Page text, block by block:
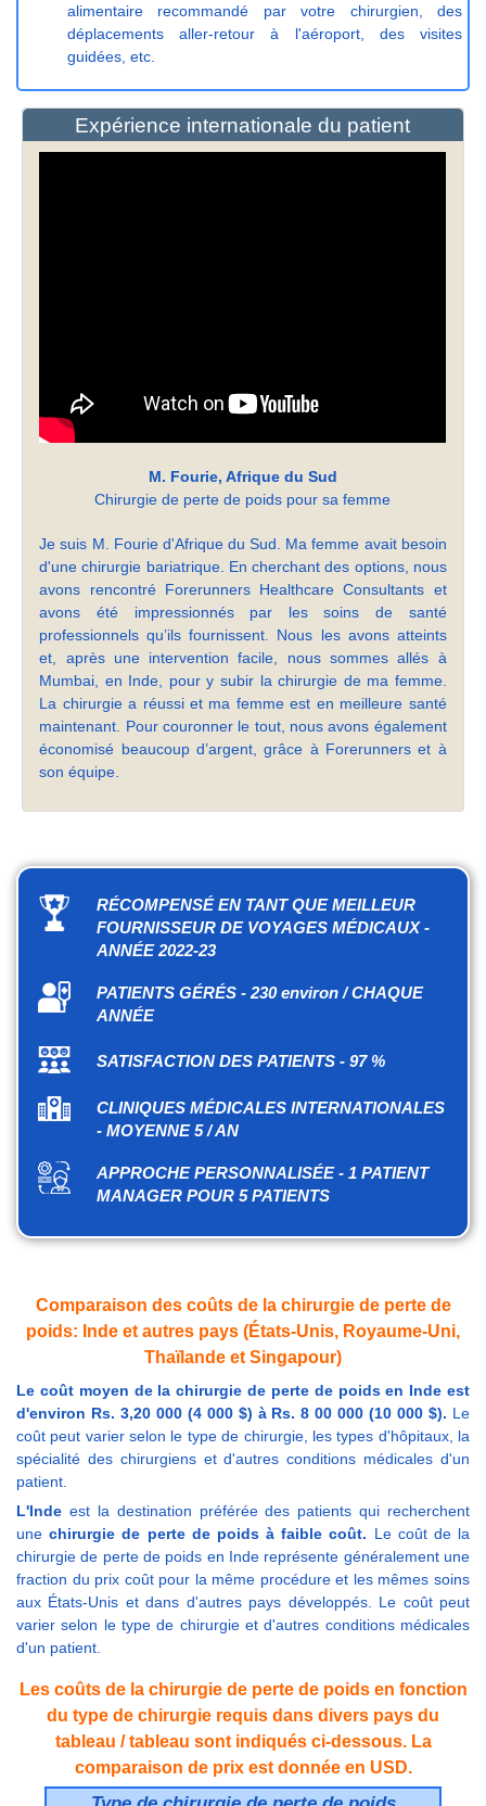
alimentaire recommandé par votre chirurgien, des
déplacements aller-retour à l'aéroport, des visites
guidées, etc.
Expérience internationale du patient
M. Fourie, Afrique du Sud
Chirurgie de perte de poids pour sa femme
Je suis M. Fourie d'Afrique du Sud. Ma femme avait besoin
d'une chirurgie bariatrique. En cherchant des options, nous
avons rencontré Forerunners Healthcare Consultants et
avons été impressionnés par les soins de santé
professionnels qu’ils fournissent. Nous les avons atteints
et, après une intervention facile, nous sommes allés à
Mumbai, en Inde, pour y subir la chirurgie de ma femme.
La chirurgie a réussi et ma femme est en meilleure santé
maintenant. Pour couronner le tout, nous avons également
économisé beaucoup d’argent, grâce à Forerunners et à
son équipe.
RÉCOMPENSÉ EN TANT QUE MEILLEUR
FOURNISSEUR DE VOYAGES MÉDICAUX -
ANNÉE 2022-23
PATIENTS GÉRÉS - 230 environ / CHAQUE
ANNÉE
SATISFACTION DES PATIENTS - 97 %
CLINIQUES MÉDICALES INTERNATIONALES
- MOYENNE 5 / AN
APPROCHE PERSONNALISÉE - 1 PATIENT
MANAGER POUR 5 PATIENTS
Comparaison des coûts de la chirurgie de perte de
poids: Inde et autres pays (États-Unis, Royaume-Uni,
Thaïlande et Singapour)
Le coût moyen de la chirurgie de perte de poids en Inde est
d'environ Rs. 3,20 000 (4 000 $) à Rs. 8 00 000 (10 000 $). Le
coût peut varier selon le type de chirurgie, les types d'hôpitaux, la
spécialité des chirurgiens et d'autres conditions médicales d'un
patient.
L'Inde est la destination préférée des patients qui recherchent
unechirurgie de perte de poids à faible coût. Le coût de la
chirurgie de perte de poids en Inde représente généralement une
fraction du prix coût pour la même procédure et les mêmes soins
aux États-Unis et dans d'autres pays développés. Le coût peut
varier selon le type de chirurgie et d'autres conditions médicales
d'un patient.
Les coûts de la chirurgie de perte de poids en fonction
du type de chirurgie requis dans divers pays du
tableau / tableau sont indiqués ci-dessous. La
comparaison de prix est donnée en USD.